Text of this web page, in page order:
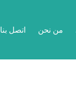
من نحن اتصل بنا